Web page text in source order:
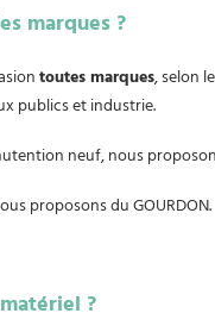
marques ?
toutes marques, selon
publics et industrie.
neuf, nous
proposons du GOURDON.
?